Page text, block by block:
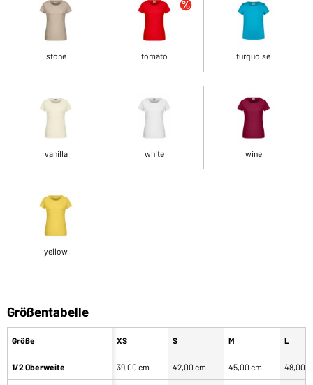
stone tomato turquoise
vanilla white wine
yellow
Größentabelle
Größe
1/2 Oberweite
XS S M L
39,00 cm 42,00 cm 45,00 cm 48,00